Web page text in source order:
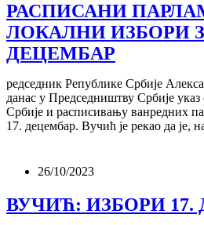
РАСПИСАНИ
ЛОКАЛНИ ИЗБОРИ
ДЕЦЕМБАР
редседник Републике Србије
данас у Председништву Србије
Србије и расписивању ванредних
17. децембар. Вучић је рекао да је,
26/10/2023
ВУЧИЋ: ИЗБОРИ 17.